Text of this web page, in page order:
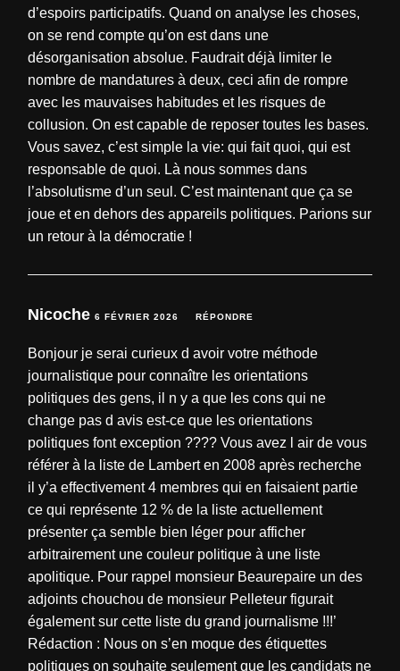
d’espoirs participatifs. Quand on analyse les choses,
on se rend compte qu’on est dans une
désorganisation absolue. Faudrait déjà limiter le
nombre de mandatures à deux, ceci afin de rompre
avec les mauvaises habitudes et les risques de
collusion. On est capable de reposer toutes les bases.
Vous savez, c’est simple la vie: qui fait quoi, qui est
responsable de quoi. Là nous sommes dans
l’absolutisme d’un seul. C’est maintenant que ça se
joue et en dehors des appareils politiques. Parions sur
un retour à la démocratie !
Nicoche6 FÉVRIER 2026 RÉPONDRE
Bonjour je serai curieux d avoir votre méthode
journalistique pour connaître les orientations
politiques des gens, il n y a que les cons qui ne
change pas d avis est-ce que les orientations
politiques font exception ???? Vous avez l air de vous
référer à la liste de Lambert en 2008 après recherche
il y’a effectivement 4 membres qui en faisaient partie
ce qui représente 12 % de la liste actuellement
présenter ça semble bien léger pour afficher
arbitrairement une couleur politique à une liste
apolitique. Pour rappel monsieur Beaurepaire un des
adjoints chouchou de monsieur Pelleteur figurait
également sur cette liste du grand journalisme !!!’
Rédaction : Nous on s’en moque des étiquettes
politiques on souhaite seulement que les candidats ne